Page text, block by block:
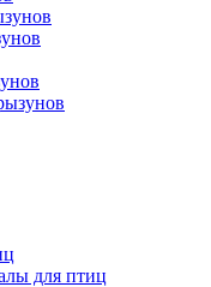
для птиц